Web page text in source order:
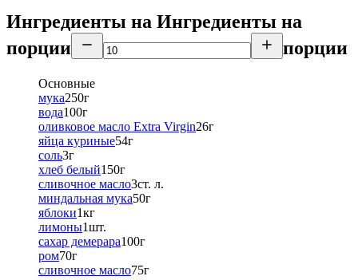
Ингредиенты на Ингредиенты на
порции
порции
Основные
мука250г
вода100г
оливковое масло Extra Virgin26г
яйца куриные54г
соль3г
хлеб белый150г
сливочное масло3ст. л.
миндальная мука50г
яблоки1кг
лимоны1шт.
сахар демерара100г
ром70г
сливочное масло75г